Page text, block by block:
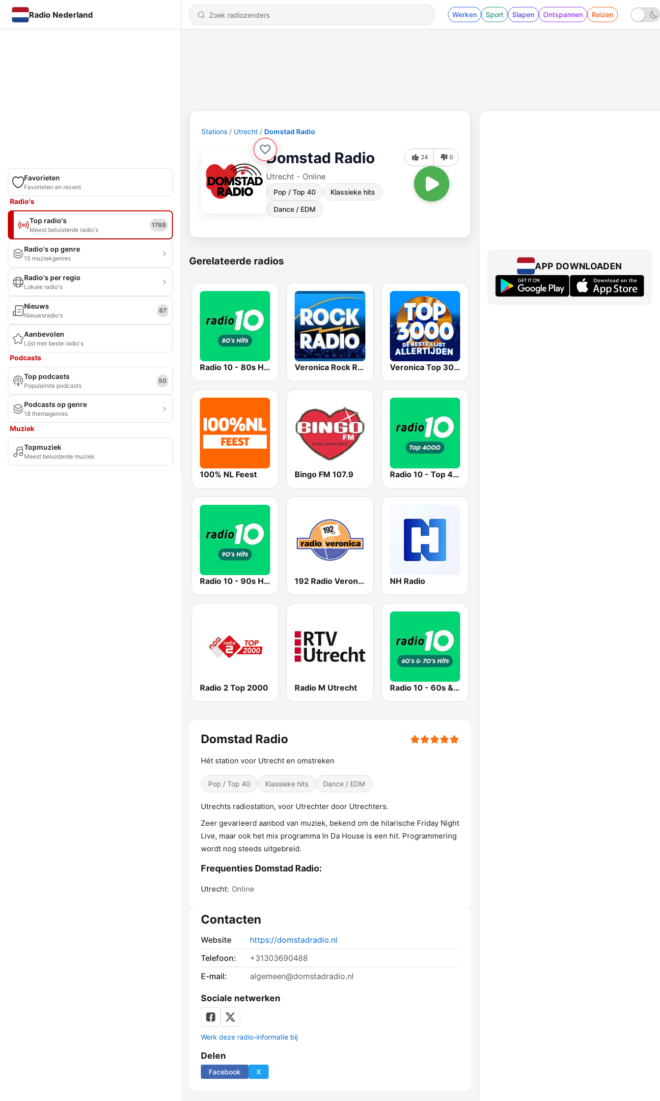
Radio Nederland Werken Sport Slapen Ontspannen Reizen
Favorieten
Favorieten en recent
Radio's
Top radio's
Meest beluisterde radio's
1788
Radio's op genre
15 muziekgenres
Radio's per regio
Lokale radio's
Nieuws
Nieuwsradio's
67
Aanbevolen
Lijst met beste radio's
Podcasts
Top podcasts
Populairste podcasts
50
Podcasts op genre
18 themagenres
Muziek
Topmuziek
Meest beluisterde muziek
Stations Utrecht Domstad Radio
Domstad Radio
Utrecht - Online
Pop / Top 40 Klassieke hits
Dance / EDM
24 0
Gerelateerde radios
Radio 10 - 80s Hits Veronica Rock Radio Veronica Top 3000
100% NL Feest Bingo FM 107.9 Radio 10 - Top 4000
Radio 10 - 90s Hits 192 Radio Veronica - Goed idee NH Radio
Radio 2 Top 2000 Radio M Utrecht Radio 10 - 60s & 70s Hits
Domstad Radio
Hét station voor Utrecht en omstreken
Pop / Top 40 Klassieke hits Dance / EDM
Utrechts radiostation, voor Utrechter door Utrechters.
Zeer gevarieerd aanbod van muziek, bekend om de hilarische Friday Night
Live, maar ook het mix programma In Da House is een hit. Programmering
wordt nog steeds uitgebreid.
Frequenties Domstad Radio:
Utrecht: Online
Contacten
Website
https://domstadradio.nl
Telefoon:
+31303690488
E-mail:
algemeen@domstadradio.nl
Sociale netwerken
Werk deze radio-informatie bij
Delen
Facebook X
APP DOWNLOADEN